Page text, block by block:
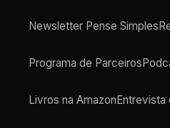
Newsletter Pense Simples
Programa de Parceiros
Livros na AmazonEntrevista